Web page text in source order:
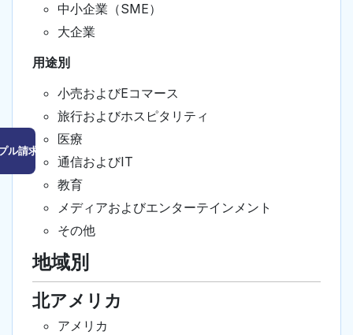
ル請求はこちら
中小企業（SME）
大企業
用途別
小売およびEコマース
旅行およびホスピタリティ
医療
通信およびIT
教育
メディアおよびエンターテインメント
その他
地域別
北アメリカ
アメリカ